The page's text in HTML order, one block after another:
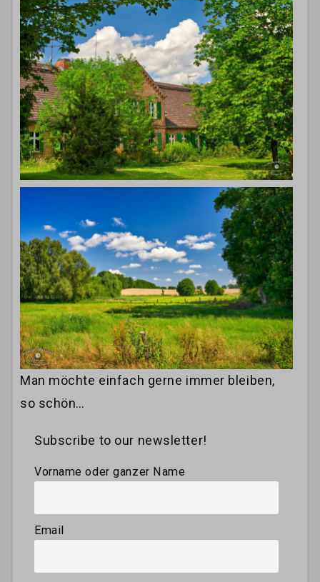
Man möchte einfach gerne immer bleiben,
so schön…
Subscribe to our newsletter!
Vorname oder ganzer Name
Email